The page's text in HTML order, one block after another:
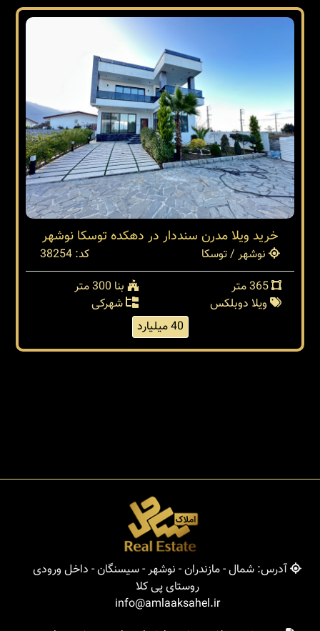
خرید ویلا مدرن سنددار در دهکده توسکا نوشهر
نوشهر / توسکا
کد: 38254
بنا 300 متر
ویلا دوبلکس
شهرکی
40 میلیارد
آدرس: شمال - مازندران - نوشهر - سیسنگان - داخل ورودی
روستای پی کلا
info@amlaaksahel.ir